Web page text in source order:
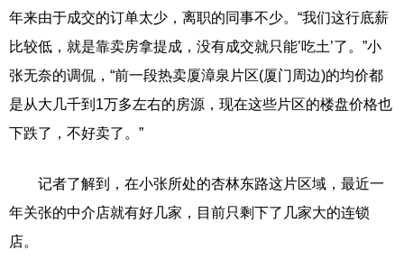
年来由于成交的订单太少，离职的同事不少。“我们这行底薪
比较低，就是靠卖房拿提成，没有成交就只能’吃土’了。”小
张无奈的调侃，“前一段热卖厦漳泉片区(厦门周边)的均价都
是从大几千到1万多左右的房源，现在这些片区的楼盘价格也
下跌了，不好卖了。”
记者了解到，在小张所处的杏林东路这片区域，最近一
年关张的中介店就有好几家，目前只剩下了几家大的连锁
店。